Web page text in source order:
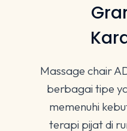
Massage chair
berbagai tipe
memenuhi
terapi pijat di